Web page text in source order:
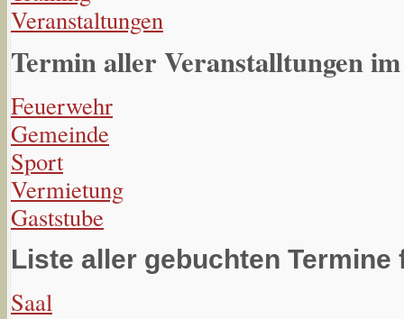
Veranstaltungen
Termin aller Veranstalltungen
Feuerwehr
Gemeinde
Sport
Vermietung
Gaststube
Liste aller gebuchten
Saal